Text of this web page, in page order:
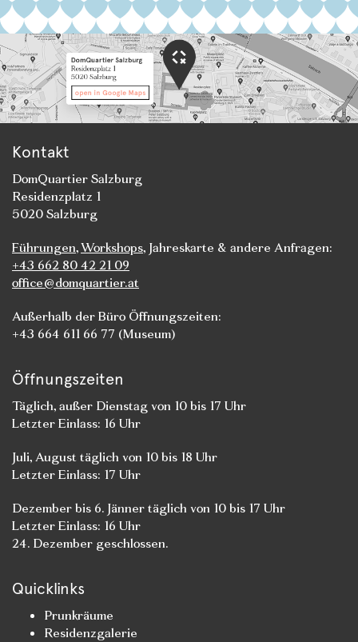
Kontakt
DomQuartier Salzburg
Residenzplatz 1
5020 Salzburg
Führungen,Workshops, Jahreskarte & andere Anfragen:
+43 662 80 42 21 09
office@domquartier.at
Außerhalb der Büro Öffnungszeiten:
+43 664 611 66 77 (Museum)
Öffnungszeiten
Täglich, außer Dienstag von 10 bis 17 Uhr
Letzter Einlass: 16 Uhr
Juli, August täglich von 10 bis 18 Uhr
Letzter Einlass: 17 Uhr
Dezember bis 6. Jänner täglich von 10 bis 17 Uhr
Letzter Einlass: 16 Uhr
24. Dezember geschlossen.
Quicklinks
Prunkräume
Residenzgalerie